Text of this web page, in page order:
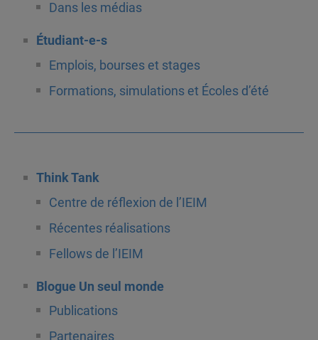
Dans les médias
Étudiant-e-s
Emplois, bourses et stages
Formations, simulations et Écoles d’été
Think Tank
Centre de réflexion de l’IEIM
Récentes réalisations
Fellows de l’IEIM
Blogue Un seul monde
Publications
Partenaires